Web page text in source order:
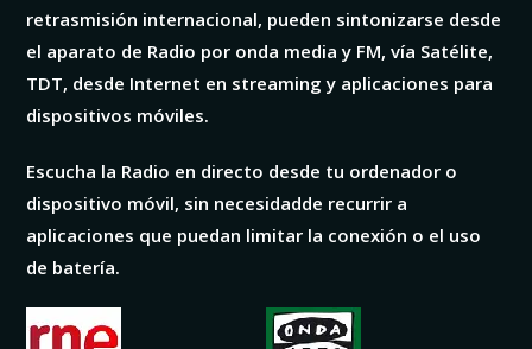
retrasmisión internacional, pueden sintonizarse desde
el aparato de Radio por onda media y FM, vía Satélite,
TDT, desde Internet en streaming y aplicaciones para
dispositivos móviles.
Escucha la Radio en directo desde tu ordenador o
dispositivo móvil, sin necesidadde recurrir a
aplicaciones que puedan limitar la conexión o el uso
de batería.